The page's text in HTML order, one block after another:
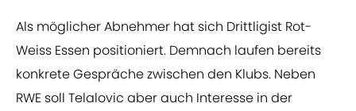
Als möglicher Abnehmer hat sich Drittligist Rot-
Weiss Essen positioniert. Demnach laufen bereits
konkrete Gespräche zwischen den Klubs. Neben
RWE soll Telalovic aber auch Interesse in der